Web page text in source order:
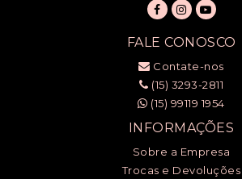
FALE CONOSCO
Contate-nos
(15) 3293-2811
(15) 99119 1954
INFORMAÇÕES
Sobre a Empresa
Trocas e Devoluções